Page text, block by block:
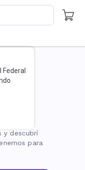
Federal
y descubrí
para